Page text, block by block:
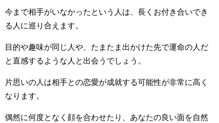
今まで相手がいなかったという人は、長くお付き合いでき
る人に巡り合えます。
目的や趣味が同じ人や、たまたま出かけた先で運命の人だ
と直感するような人と出会うでしょう。
片思いの人は相手との恋愛が成就する可能性が非常に高く
なります。
偶然に何度となく顔を合わせたり、あなたの良い面を自然